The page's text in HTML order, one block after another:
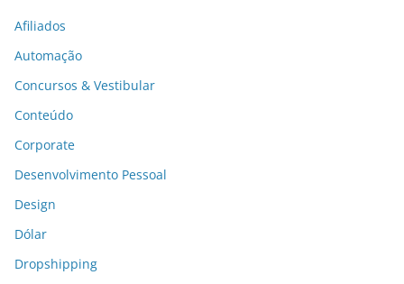
Afiliados
Automação
Concursos & Vestibular
Conteúdo
Corporate
Desenvolvimento Pessoal
Design
Dólar
Dropshipping